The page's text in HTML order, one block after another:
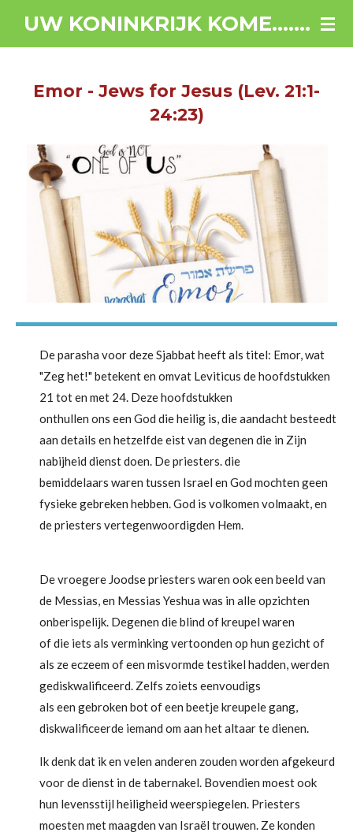
UW KONINKRIJK KOME.......
Emor - Jews for Jesus (Lev. 21:1-
24:23)
De parasha voor deze Sjabbat heeft als titel: Emor, wat
"Zeg het!" betekent en omvat Leviticus de hoofdstukken
21 tot en met 24. Deze hoofdstukken
onthullen ons een God die heilig is, die aandacht besteedt
aan details en hetzelfde eist van degenen die in Zijn
nabijheid dienst doen. De priesters. die
bemiddelaars waren tussen Israel en God mochten geen
fysieke gebreken hebben. God is volkomen volmaakt, en
de priesters vertegenwoordigden Hem.
De vroegere Joodse priesters waren ook een beeld van
de Messias, en Messias Yeshua was in alle opzichten
onberispelijk. Degenen die blind of kreupel waren
of die iets als verminking vertoonden op hun gezicht of
als ze eczeem of een misvormde testikel hadden, werden
gediskwalificeerd. Zelfs zoiets eenvoudigs
als een gebroken bot of een beetje kreupele gang,
diskwalificeerde iemand om aan het altaar te dienen.
Ik denk dat ik en velen anderen zouden worden afgekeurd
voor de dienst in de tabernakel. Bovendien moest ook
hun levensstijl heiligheid weerspiegelen. Priesters
moesten met maagden van Israël trouwen. Ze konden